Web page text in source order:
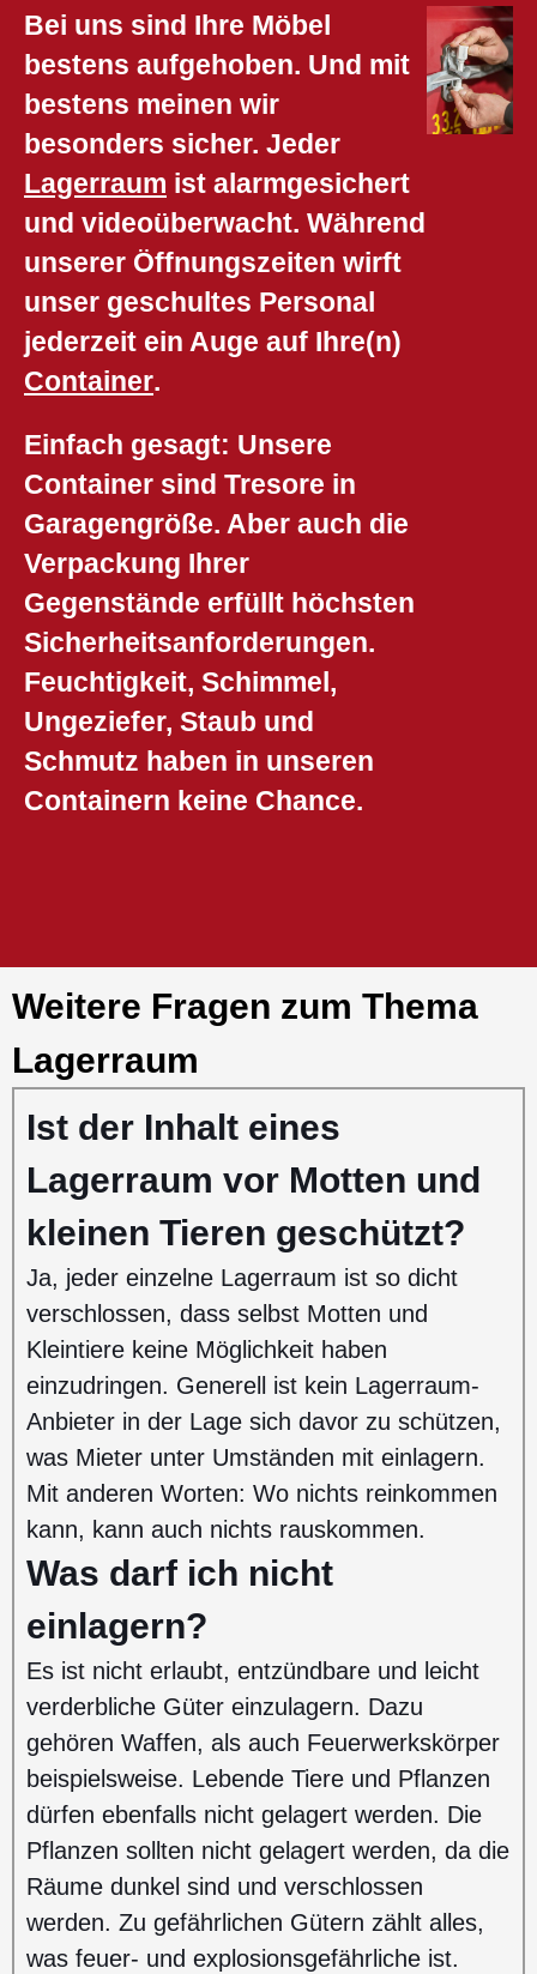
Bei uns sind Ihre Möbel
bestens aufgehoben. Und mit
bestens meinen wir
besonders sicher. Jeder
Lagerraum ist alarmgesichert
und videoüberwacht. Während
unserer Öffnungszeiten wirft
unser geschultes Personal
jederzeit ein Auge auf Ihre(n)
Container.
Einfach gesagt: Unsere
Container sind Tresore in
Garagengröße. Aber auch die
Verpackung Ihrer
Gegenstände erfüllt höchsten
Sicherheitsanforderungen.
Feuchtigkeit, Schimmel,
Ungeziefer, Staub und
Schmutz haben in unseren
Containern keine Chance.
Weitere Fragen zum Thema
Lagerraum
Ist der Inhalt eines
Lagerraum vor Motten und
kleinen Tieren geschützt?
Ja, jeder einzelne Lagerraum ist so dicht
verschlossen, dass selbst Motten und
Kleintiere keine Möglichkeit haben
einzudringen. Generell ist kein Lagerraum-
Anbieter in der Lage sich davor zu schützen,
was Mieter unter Umständen mit einlagern.
Mit anderen Worten: Wo nichts reinkommen
kann, kann auch nichts rauskommen.
Was darf ich nicht
einlagern?
Es ist nicht erlaubt, entzündbare und leicht
verderbliche Güter einzulagern. Dazu
gehören Waffen, als auch Feuerwerkskörper
beispielsweise. Lebende Tiere und Pflanzen
dürfen ebenfalls nicht gelagert werden. Die
Pflanzen sollten nicht gelagert werden, da die
Räume dunkel sind und verschlossen
werden. Zu gefährlichen Gütern zählt alles,
was feuer- und explosionsgefährliche ist.